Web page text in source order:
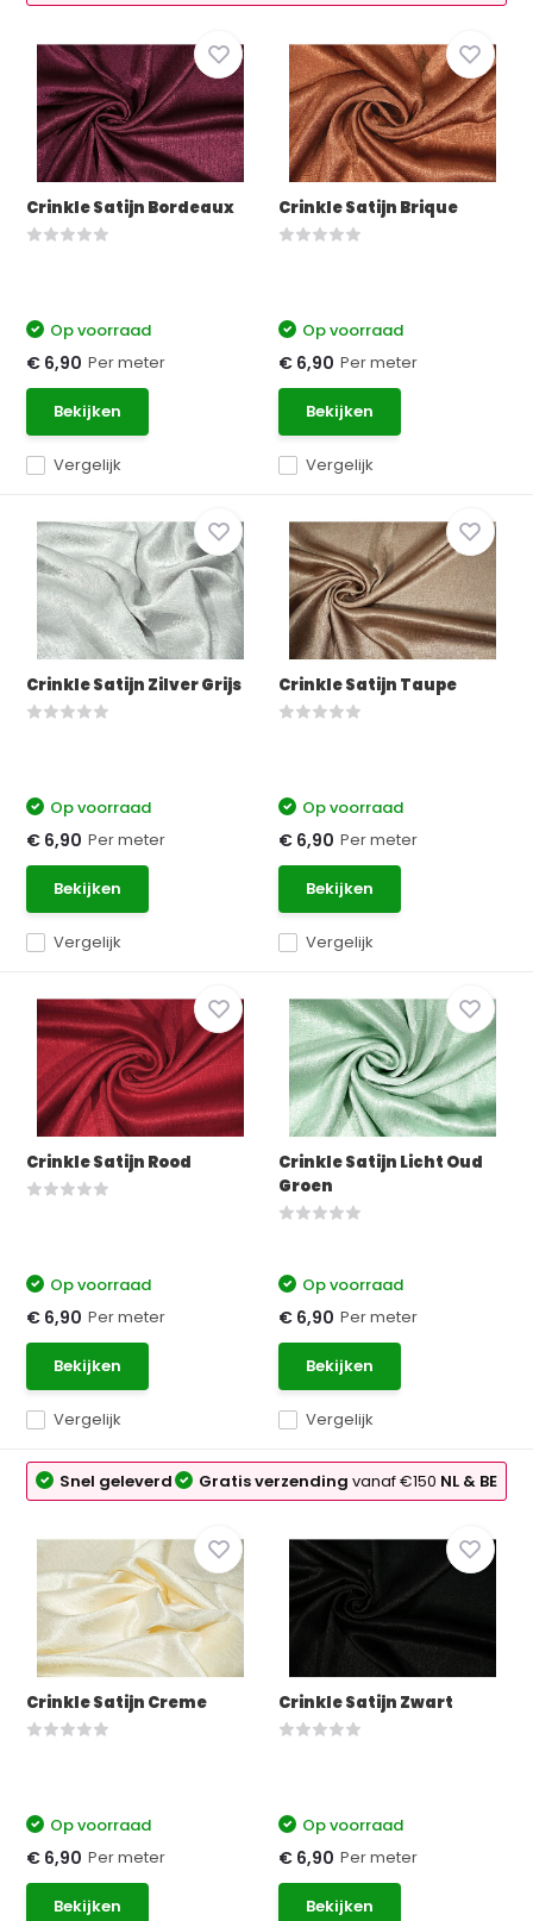
Crinkle Satijn Bordeaux
Vergelijk
Op voorraad
€ 6,90 Per meter
Bekijken
Crinkle Satijn Brique
Vergelijk
Op voorraad
€ 6,90 Per meter
Bekijken
Crinkle Satijn Zilver Grijs
Vergelijk
Op voorraad
€ 6,90 Per meter
Bekijken
Crinkle Satijn Taupe
Vergelijk
Op voorraad
€ 6,90 Per meter
Bekijken
Crinkle Satijn Rood
Vergelijk
Op voorraad
€ 6,90 Per meter
Bekijken
Crinkle Satijn Licht Oud
Groen
Vergelijk
Op voorraad
€ 6,90 Per meter
Bekijken
Snel geleverd Gratis verzendingvanaf €150 NL & BE
Crinkle Satijn Creme
Op voorraad
€ 6,90 Per meter
Bekijken
Crinkle Satijn Zwart
Op voorraad
€ 6,90 Per meter
Bekijken